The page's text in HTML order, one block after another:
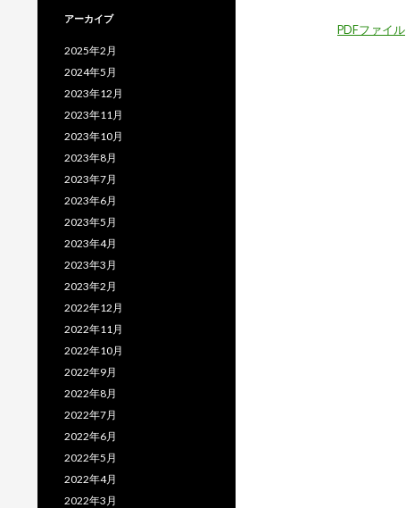
PDFファイル
アーカイブ
2025年2月
2024年5月
2023年12月
2023年11月
2023年10月
2023年8月
2023年7月
2023年6月
2023年5月
2023年4月
2023年3月
2023年2月
2022年12月
2022年11月
2022年10月
2022年9月
2022年8月
2022年7月
2022年6月
2022年5月
2022年4月
2022年3月